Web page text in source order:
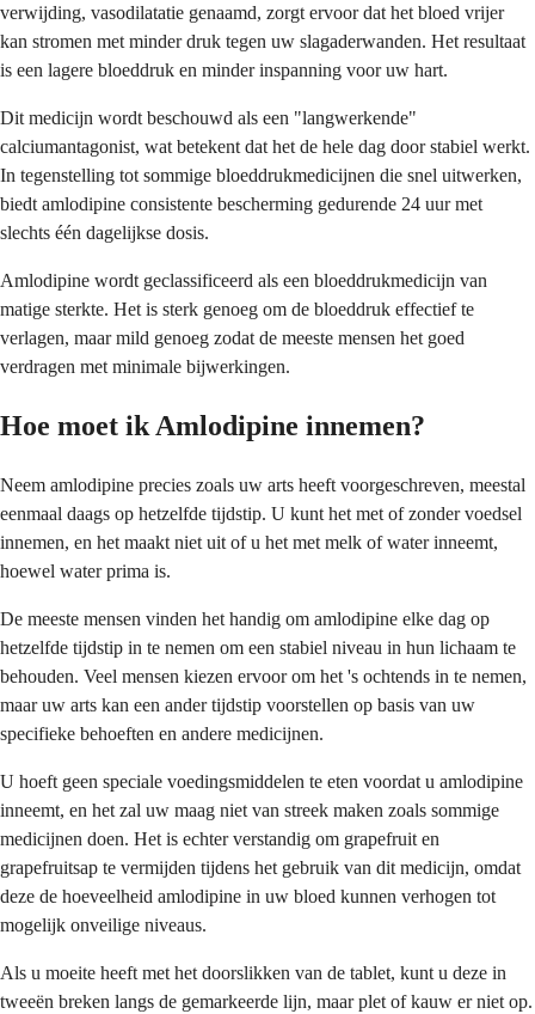
verwijding, vasodilatatie genaamd, zorgt ervoor dat het bloed vrijer
kan stromen met minder druk tegen uw slagaderwanden. Het resultaat
is een lagere bloeddruk en minder inspanning voor uw hart.
Dit medicijn wordt beschouwd als een "langwerkende"
calciumantagonist, wat betekent dat het de hele dag door stabiel werkt.
In tegenstelling tot sommige bloeddrukmedicijnen die snel uitwerken,
biedt amlodipine consistente bescherming gedurende 24 uur met
slechts één dagelijkse dosis.
Amlodipine wordt geclassificeerd als een bloeddrukmedicijn van
matige sterkte. Het is sterk genoeg om de bloeddruk effectief te
verlagen, maar mild genoeg zodat de meeste mensen het goed
verdragen met minimale bijwerkingen.
Hoe moet ik Amlodipine innemen?
Neem amlodipine precies zoals uw arts heeft voorgeschreven, meestal
eenmaal daags op hetzelfde tijdstip. U kunt het met of zonder voedsel
innemen, en het maakt niet uit of u het met melk of water inneemt,
hoewel water prima is.
De meeste mensen vinden het handig om amlodipine elke dag op
hetzelfde tijdstip in te nemen om een stabiel niveau in hun lichaam te
behouden. Veel mensen kiezen ervoor om het 's ochtends in te nemen,
maar uw arts kan een ander tijdstip voorstellen op basis van uw
specifieke behoeften en andere medicijnen.
U hoeft geen speciale voedingsmiddelen te eten voordat u amlodipine
inneemt, en het zal uw maag niet van streek maken zoals sommige
medicijnen doen. Het is echter verstandig om grapefruit en
grapefruitsap te vermijden tijdens het gebruik van dit medicijn, omdat
deze de hoeveelheid amlodipine in uw bloed kunnen verhogen tot
mogelijk onveilige niveaus.
Als u moeite heeft met het doorslikken van de tablet, kunt u deze in
tweeën breken langs de gemarkeerde lijn, maar plet of kauw er niet op.